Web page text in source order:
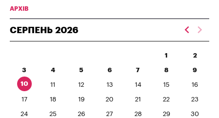
АРХІВ
СЕРПЕНЬ 2026
1 2
3 4 5 6 7 8 9
10 11 12 13 14 15 16
17 18 19 20 21 22 23
24 25 26 27 28 29 30